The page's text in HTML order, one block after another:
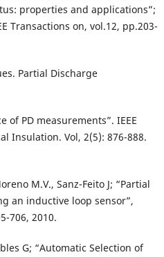
properties and applications”;
Transactions on, vol.12, pp.203-
Partial Discharge
of PD measurements”. IEEE
Insulation. Vol, 2(5): 876-888.
M.V., Sanz-Feito J; “Partial
an inductive loop sensor”,
706, 2010.
G; “Automatic Selection of